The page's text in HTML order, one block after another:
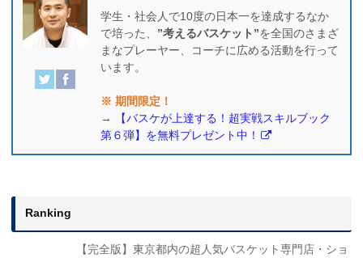
学生・社会人で10度の日本一を達成するなか
で培った、 ”考えるバスケット”を全国のさまざ
まなプレーヤー、コーチに広める活動を行って
います。
※ 期間限定！
→
【バスケが上達する！超実戦スキルブック
第６弾】を無料プレゼント中！
Ranking
【完全版】東京都内の超人気バスケット専門店・ショ